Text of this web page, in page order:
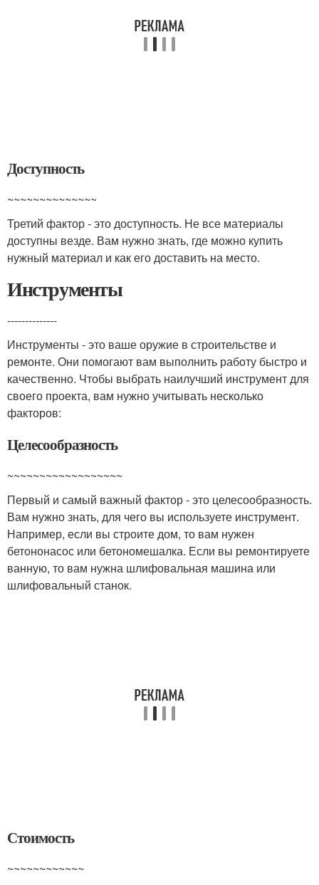
Доступность
~~~~~~~~~~~~~~
Третий фактор - это доступность. Не все материалы
доступны везде. Вам нужно знать, где можно купить
нужный материал и как его доставить на место.
Инструменты
--------------
Инструменты - это ваше оружие в строительстве и
ремонте. Они помогают вам выполнить работу быстро и
качественно. Чтобы выбрать наилучший инструмент для
своего проекта, вам нужно учитывать несколько
факторов:
Целесообразность
~~~~~~~~~~~~~~~~~~
Первый и самый важный фактор - это целесообразность.
Вам нужно знать, для чего вы используете инструмент.
Например, если вы строите дом, то вам нужен
бетононасос или бетономешалка. Если вы ремонтируете
ванную, то вам нужна шлифовальная машина или
шлифовальный станок.
Стоимость
~~~~~~~~~~~~